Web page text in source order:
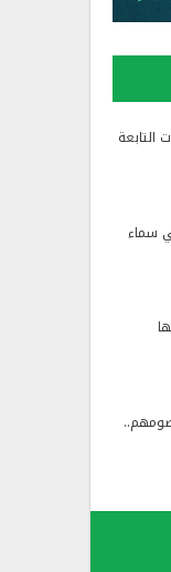
التابعة
سماء